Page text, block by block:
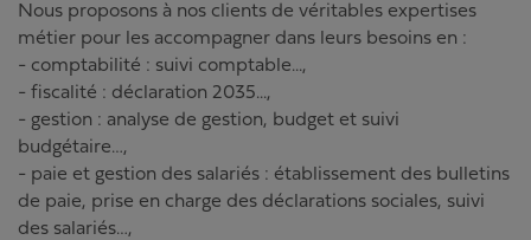
Nous proposons à nos clients de véritables expertises
métier pour les accompagner dans leurs besoins en :
- comptabilité : suivi comptable...,
- fiscalité : déclaration 2035...,
- gestion : analyse de gestion, budget et suivi
budgétaire…,
- paie et gestion des salariés : établissement des bulletins
de paie, prise en charge des déclarations sociales, suivi
des salariés…,